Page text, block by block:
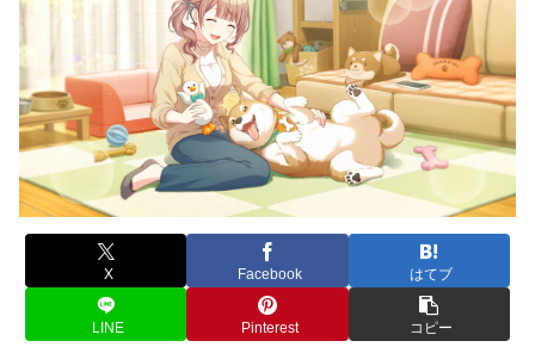
X Facebook はてブ
LINE Pinterest コピー